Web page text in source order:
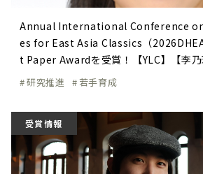
Annual International Conference
es for East Asia Classics（
t Paper Awardを受賞！【YLC】【李乃
研究推進 若手育成
受賞情報